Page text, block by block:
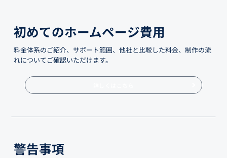
初めてのホームページ費用
料金体系のご紹介、サポート範囲、他社と比較した料金、制作の流
れについてご確認いただけます。
警告事項